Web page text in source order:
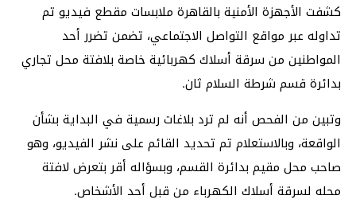
كشفت الأجهزة الأمنية بالقاهرة ملابسات مقطع فيديو تم
تداوله عبر مواقع التواصل الاجتماعي، تضمن تضرر أحد
المواطنين من سرقة أسلاك كهربائية خاصة بلافتة محل تجاري
بدائرة قسم شرطة السلام ثان.
وتبين من الفحص أنه لم ترد بلاغات رسمية في البداية بشأن
الواقعة، وبالاستعلام تم تحديد القائم على نشر الفيديو، وهو
صاحب محل مقيم بدائرة القسم، وبسؤاله أقر بتعرض لافتة
محله لسرقة أسلاك الكهرباء من قبل أحد الأشخاص.